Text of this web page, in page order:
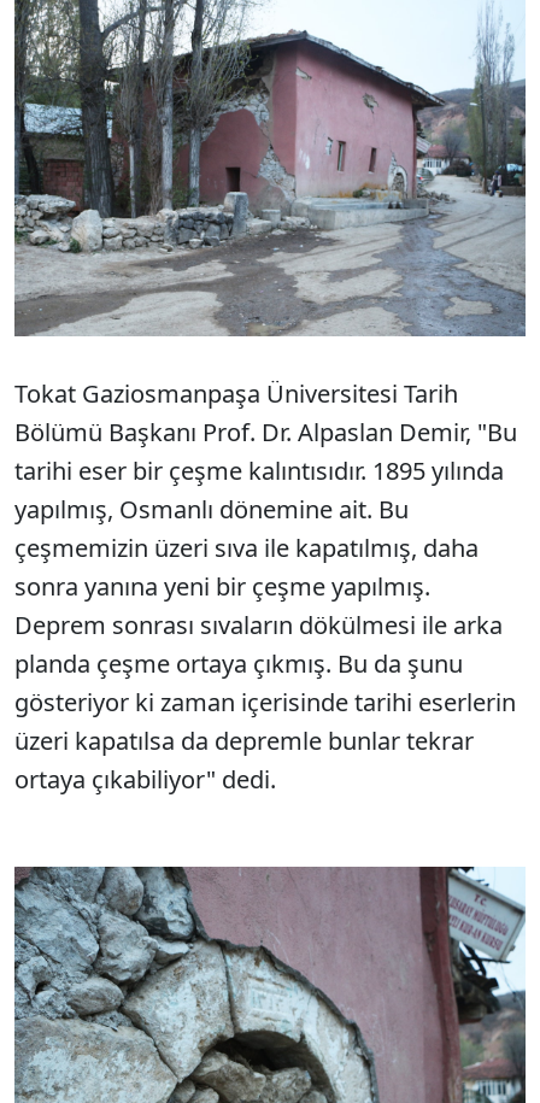
Tokat Gaziosmanpaşa Üniversitesi Tarih
Bölümü Başkanı Prof. Dr. Alpaslan Demir, "Bu
tarihi eser bir çeşme kalıntısıdır. 1895 yılında
yapılmış, Osmanlı dönemine ait. Bu
çeşmemizin üzeri sıva ile kapatılmış, daha
sonra yanına yeni bir çeşme yapılmış.
Deprem sonrası sıvaların dökülmesi ile arka
planda çeşme ortaya çıkmış. Bu da şunu
gösteriyor ki zaman içerisinde tarihi eserlerin
üzeri kapatılsa da depremle bunlar tekrar
ortaya çıkabiliyor" dedi.